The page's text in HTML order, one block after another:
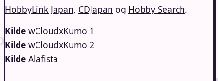
HobbyLink Japan, CDJapan og Hobby Search.
Kilde wCloudxKumo 1
Kilde wCloudxKumo 2
Kilde Alafista